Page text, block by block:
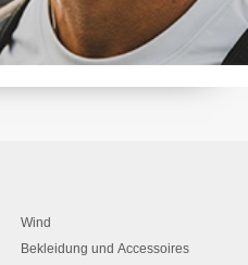
Wind
Bekleidung und Accessoires